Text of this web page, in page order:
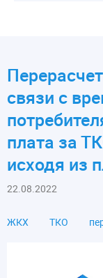
связи с
плата за
исходя из
22.08.2022
ЖКХ ТКО